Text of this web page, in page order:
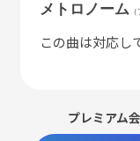
メトロノーム
この曲は対応し
プレミアム